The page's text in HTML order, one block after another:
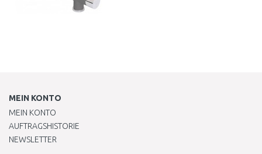
MEIN KONTO
MEIN KONTO
AUFTRAGSHISTORIE
NEWSLETTER